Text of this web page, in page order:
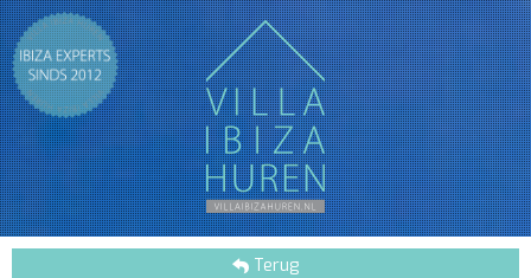
Terug